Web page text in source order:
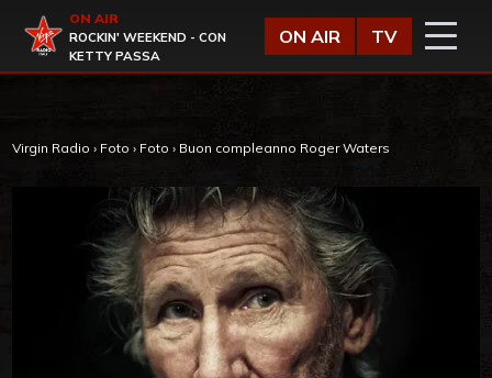
Virgin Radio
ON AIR
ROCKIN' WEEKEND - CON
KETTY PASSA
ON AIR TV
Virgin Radio › Foto › Foto › Buon compleanno Roger Waters